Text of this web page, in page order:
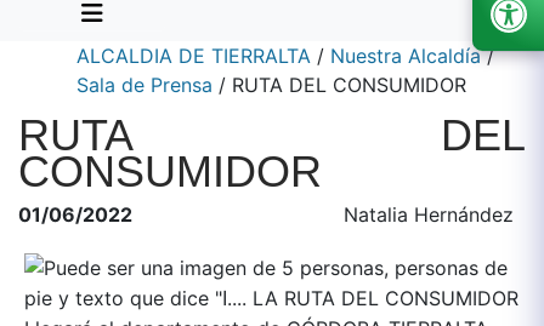
ALCALDIA DE TIERRALTA / Nuestra Alcaldía/
Sala de Prensa / RUTA DEL CONSUMIDOR
RUTA DEL
CONSUMIDOR
01/06/2022 Natalia Hernández